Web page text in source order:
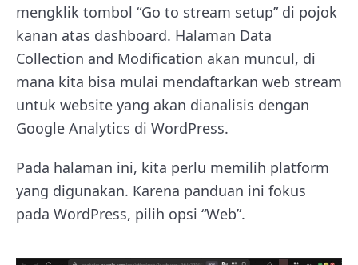
mengklik tombol “Go to stream setup” di pojok
kanan atas dashboard. Halaman Data
Collection and Modification akan muncul, di
mana kita bisa mulai mendaftarkan web stream
untuk website yang akan dianalisis dengan
Google Analytics di WordPress.
Pada halaman ini, kita perlu memilih platform
yang digunakan. Karena panduan ini fokus
pada WordPress, pilih opsi “Web”.